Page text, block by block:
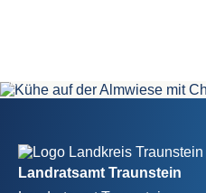
©
Fußbereich
Landratsamt Traunstein